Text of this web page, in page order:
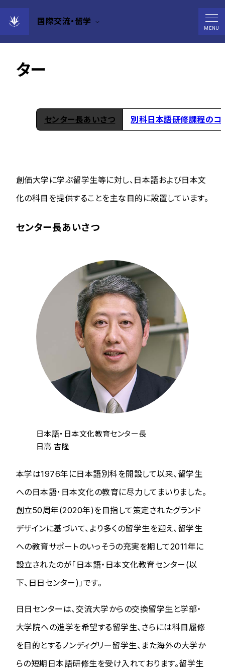
国際交流・留学
MENU
日本語・日本文化教育セン
ター
センター長あいさつ 別科日本語研修課程のコ
創価大学に学ぶ留学生等に対し、日本語および日本文
化の科目を提供することを主な目的に設置しています。
センター長あいさつ
本学は1976年に日本語別科を開設して以来、留学生
への日本語･日本文化の教育に尽力してまいりました。
創立50周年(2020年)を目指して策定されたグランド
デザインに基づいて、より多くの留学生を迎え、留学生
への教育サポートのいっそうの充実を期して2011年に
設立されたのが「日本語・日本文化教育センター(以
下、日日センター)」です。
日日センターは、交流大学からの交換留学生と学部・
大学院への進学を希望する留学生、さらには科目履修
を目的とするノンディグリー留学生、また海外の大学か
らの短期日本語研修生を受け入れております。留学生
日本語・日本文化教育センター長
日高 吉隆